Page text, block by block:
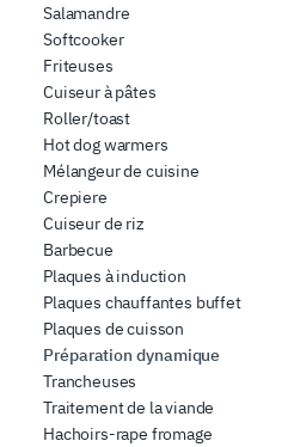
che hanno raccolto dal suo
Salamandre
Softcooker
Friteuses
Cuiseur à pâtes
Roller/toast
Hot dog warmers
Mélangeur de cuisine
Crepiere
Cuiseur de riz
Barbecue
Plaques à induction
Plaques chauffantes buffet
Plaques de cuisson
Préparation dynamique
Trancheuses
Traitement de la viande
Hachoirs-rape fromage